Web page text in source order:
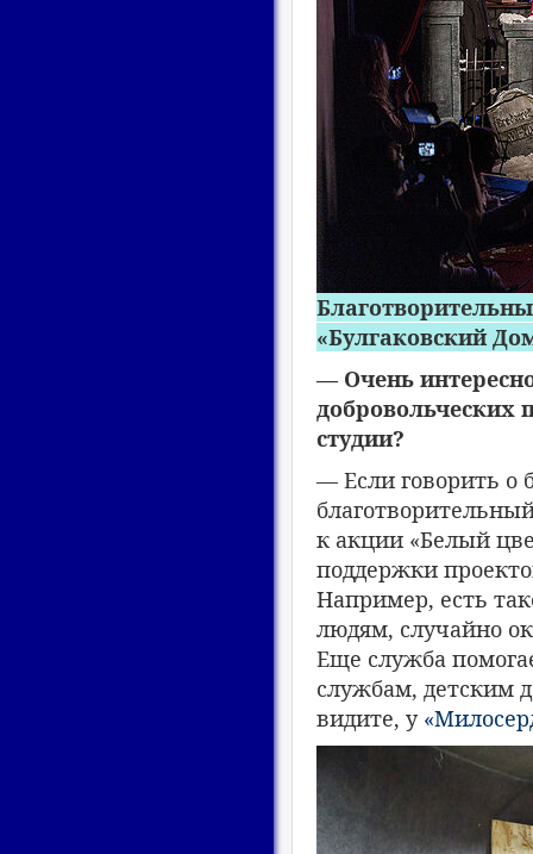
«Булгаковский
— Очень
добровольческих
студии?
— Если говорить о
к акции «Белый
поддержки
Например, есть
людям, случайно
Еще служба
службам, детским
видите, у